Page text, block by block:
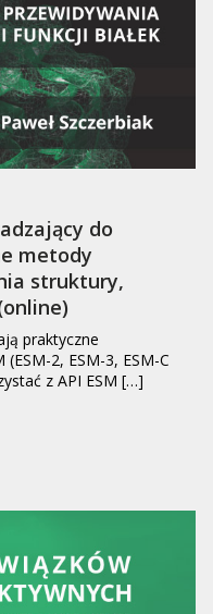
do
metody
struktury,
praktyczne
2, ESM-3, ESM-C
z API ESM […]